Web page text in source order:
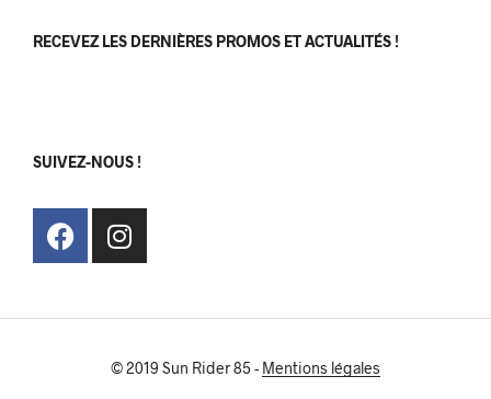
RECEVEZ LES DERNIÈRES PROMOS ET ACTUALITÉS !
SUIVEZ-NOUS !
© 2019 Sun Rider 85 - Mentions légales